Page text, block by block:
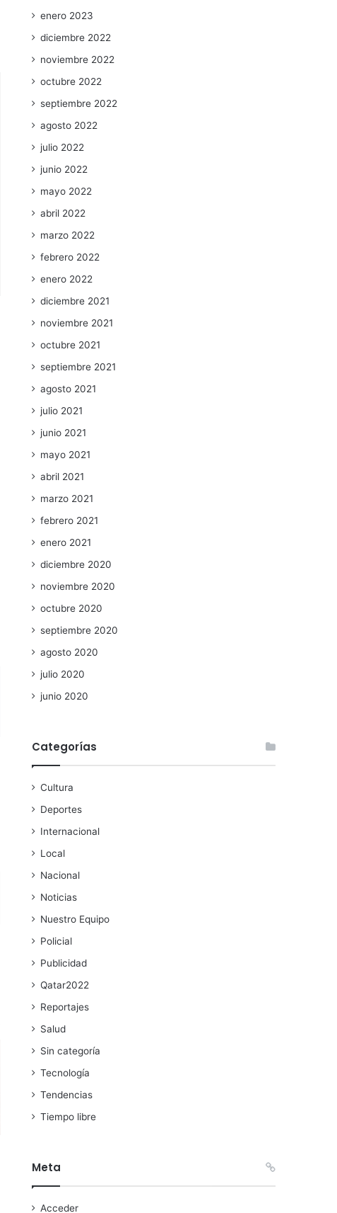
enero 2023
diciembre 2022
noviembre 2022
octubre 2022
septiembre 2022
agosto 2022
julio 2022
junio 2022
mayo 2022
abril 2022
marzo 2022
febrero 2022
enero 2022
diciembre 2021
noviembre 2021
octubre 2021
septiembre 2021
agosto 2021
julio 2021
junio 2021
mayo 2021
abril 2021
marzo 2021
febrero 2021
enero 2021
diciembre 2020
noviembre 2020
octubre 2020
septiembre 2020
agosto 2020
julio 2020
junio 2020
Categorías
Cultura
Deportes
Internacional
Local
Nacional
Noticias
Nuestro Equipo
Policial
Publicidad
Qatar2022
Reportajes
Salud
Sin categoría
Tecnología
Tendencias
Tiempo libre
Meta
Acceder